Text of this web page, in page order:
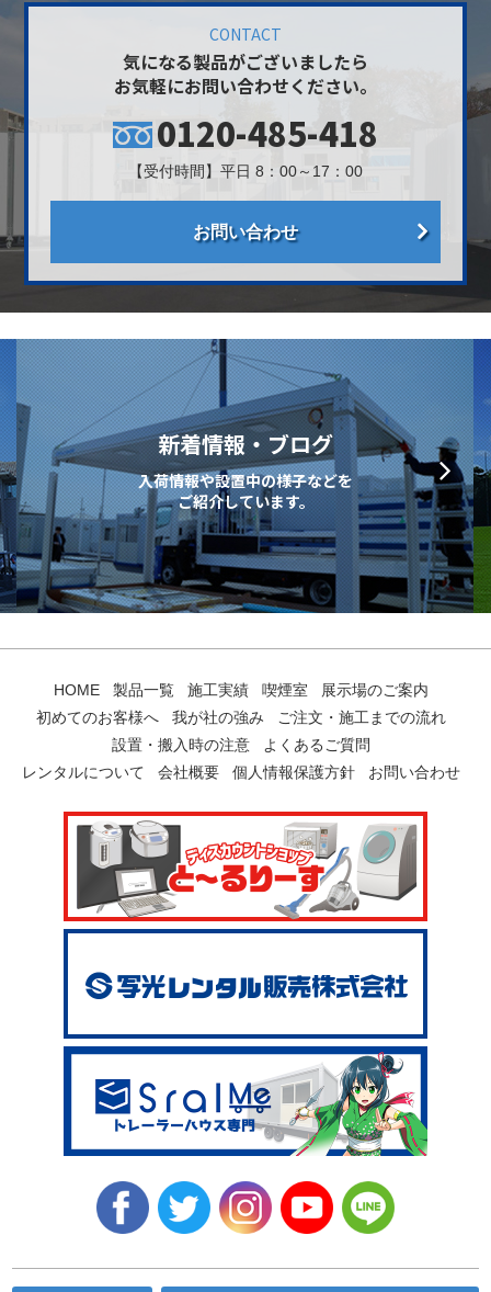
CONTACT
気になる製品がございましたら
お気軽にお問い合わせください。
0120-485-418
【受付時間】平日 8：00～17：00
お問い合わせ
新着情報・ブログ
入荷情報や設置中の様子などを
ご紹介しています。
HOME 製品一覧 施工実績 喫煙室
展示場のご案内
初めてのお客様へ
我が社の強み
ご注文・施工までの流れ
設置・搬入時の注意
よくあるご質問
レンタルについて
会社概要 個人情報保護方針 お問い合わせ